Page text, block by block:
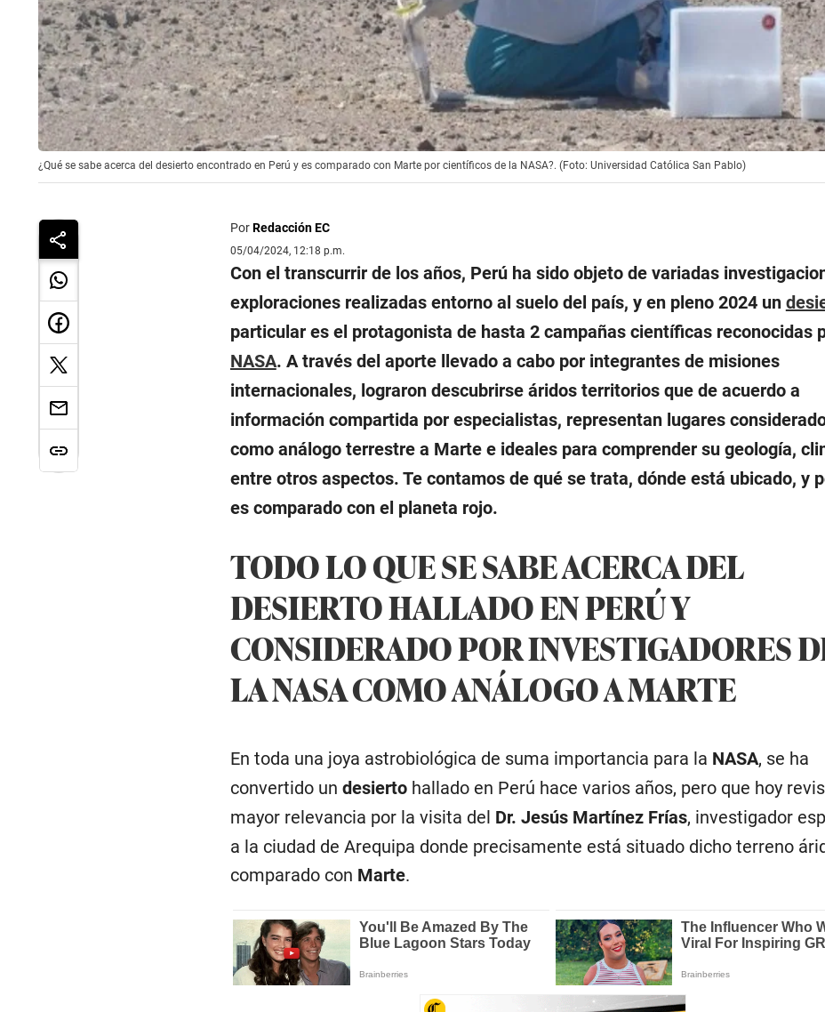
¿Qué se sabe acerca del desierto encontrado en Perú y es comparado con Marte por científicos de la NASA?. (Foto: Universidad Católica San Pablo)
PorRedacción EC
05/04/2024, 12:18 p.m.
Con el transcurrir de los años, Perú ha sido objeto de variadas
exploraciones realizadas entorno al suelo del país, y en pleno 2024 un
particular es el protagonista de hasta 2 campañas científicas reconocidas
NASA. A través del aporte llevado a cabo por integrantes de misiones
internacionales, lograron descubrirse áridos territorios que de acuerdo a
información compartida por especialistas, representan lugares
como análogo terrestre a Marte e ideales para comprender su geología,
entre otros aspectos. Te contamos de qué se trata, dónde está ubicado, y
es comparado con el planeta rojo.
TODO LO QUE SE SABE ACERCA DEL
DESIERTO HALLADO EN PERÚ Y
CONSIDERADO POR INVESTIGADORES
LA NASA COMO ANÁLOGO A MARTE
En toda una joya astrobiológica de suma importancia para la NASA, se ha
convertido un desierto hallado en Perú hace varios años, pero que hoy
mayor relevancia por la visita del Dr. Jesús Martínez Frías, investigador
a la ciudad de Arequipa donde precisamente está situado dicho terreno
comparado con Marte.